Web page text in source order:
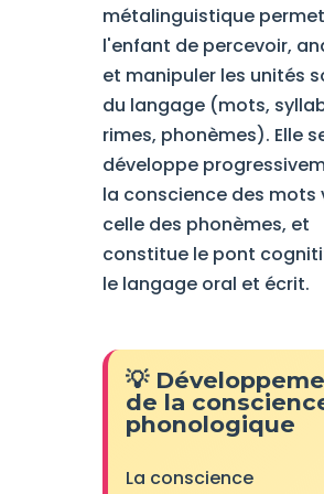
métalinguistique
l'enfant de percevoir,
et manipuler les unités
du langage (mots,
rimes, phonèmes). Elle
développe
la conscience des mots
celle des phonèmes, et
constitue le pont
le langage oral et écrit.
💡
de la
phonologique
La conscience